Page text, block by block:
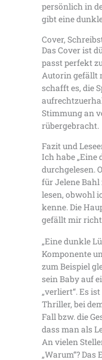
persönlich in
gibt eine
Cover,
Das Cover ist
passt perfekt
Autorin gefällt
schafft es, die
Stimmung an
rübergebracht.
Fazit und
Ich habe „Eine
durchgelesen.
für Jelene
lesen, obwohl
kenne. Die
gefällt mir
„Eine dunkle
Komponente
zum Beispiel
sein Baby auf
„verliert“. Es
Thriller, bei
Fall bzw. die
dass man als
An vielen
„Warum“?